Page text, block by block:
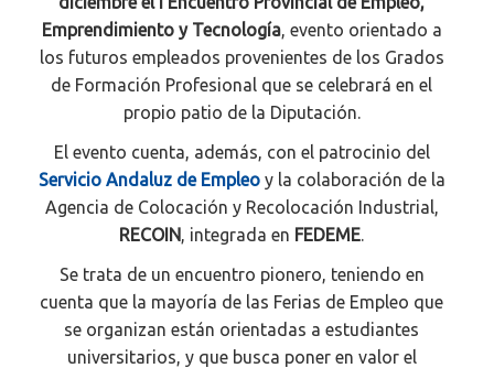
Emprendimiento y Tecnología, evento orientado a
los futuros empleados provenientes de los Grados
de Formación Profesional que se celebrará en el
propio patio de la Diputación.
El evento cuenta, además, con el patrocinio del
Servicio Andaluz de Empleoy la colaboración de la
Agencia de Colocación y Recolocación Industrial,
RECOIN , integrada en FEDEME
Se trata de un encuentro pionero, teniendo en
cuenta que la mayoría de las Ferias de Empleo que
se organizan están orientadas a estudiantes
universitarios, y que busca poner en valor el